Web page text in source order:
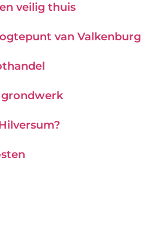
veilig thuis
van Valkenburg
grondwerk